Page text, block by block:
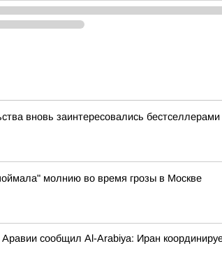
вновь заинтересовались бестселлерами
молнию во время грозы в Москве
сообщил Al-Arabiya: Иран